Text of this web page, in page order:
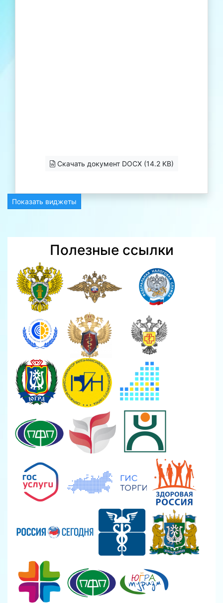
Скачать документ DOCX (14.2 KB)
Показать виджеты
Полезные ссылки